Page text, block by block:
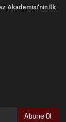
Akademisi’nin İlk
Abone Ol